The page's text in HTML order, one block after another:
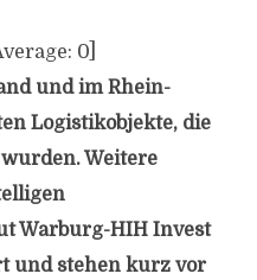
0]
und im Rhein-
Logistikobjekte, die
Weitere
Warburg-HIH Invest
und stehen kurz vor